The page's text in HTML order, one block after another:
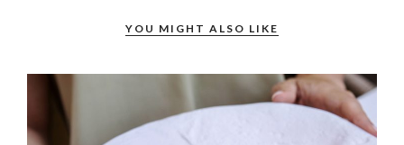
YOU MIGHT ALSO LIKE